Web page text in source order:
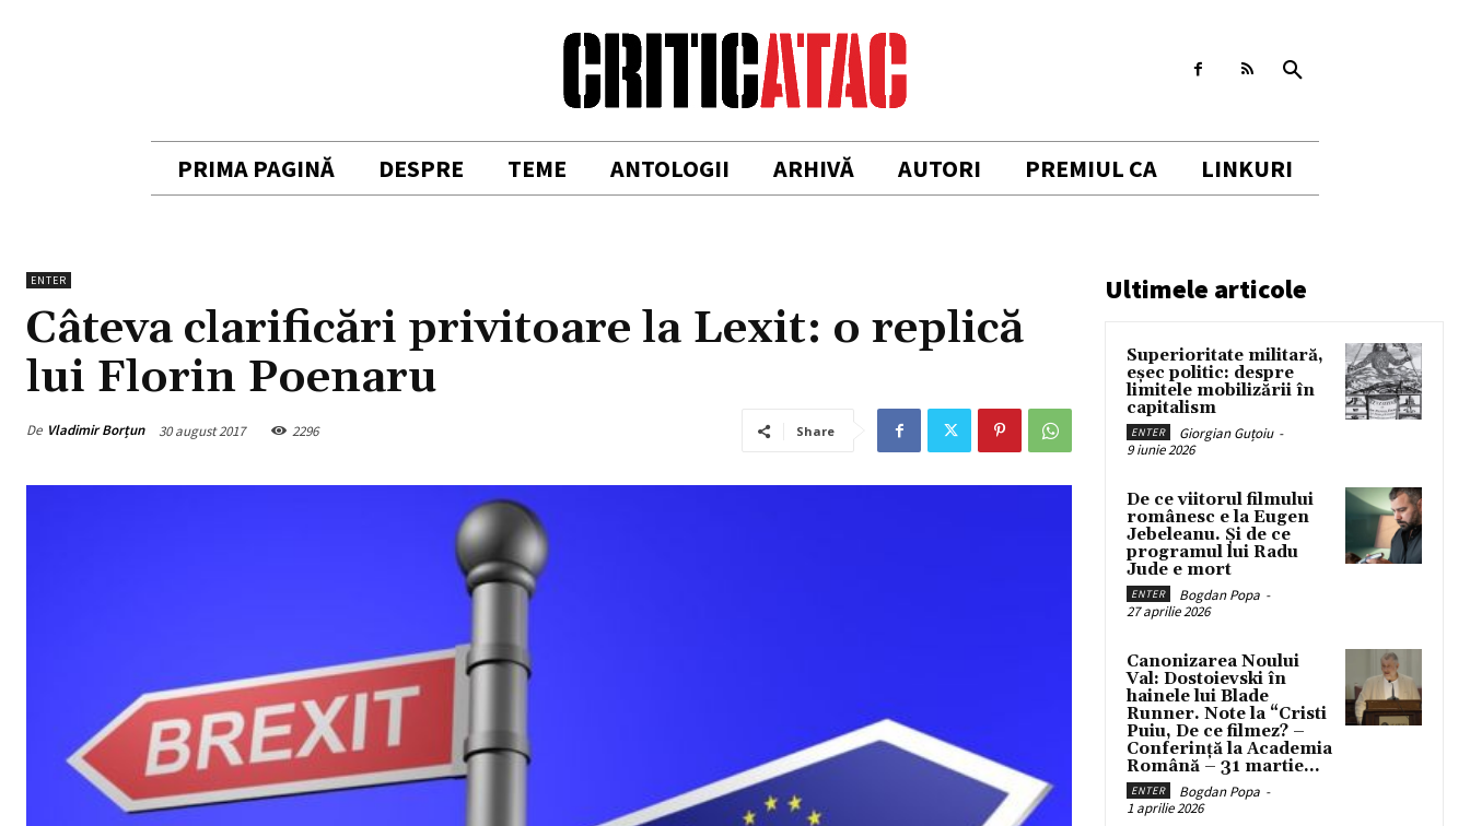
PRIMA PAGINĂ DESPRE TEME ANTOLOGII ARHIVĂ AUTORI PREMIUL CA LINKURI
ENTER
Câteva clarificări privitoare la Lexit: o replică
lui Florin Poenaru
De Vladimir Borțun 30 august 2017 2296 Share
Ultimele articole
Superioritate militară,
eșec politic: despre
limitele mobilizării în
capitalism
ENTER Giorgian Guțoiu -
9 iunie 2026
De ce viitorul filmului
românesc e la Eugen
Jebeleanu. Și de ce
programul lui Radu
Jude e mort
ENTER Bogdan Popa -
27 aprilie 2026
Canonizarea Noului
Val: Dostoievski în
hainele lui Blade
Runner. Note la “Cristi
Puiu, De ce filmez? –
Conferință la Academia
Română – 31 martie...
ENTER Bogdan Popa -
1 aprilie 2026